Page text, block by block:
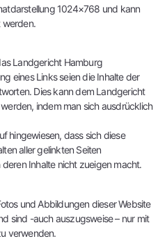
1024×768 und kann
werden.
Landgericht Hamburg
eines Links seien die Inhalte der
Dies kann dem Landgericht
indem man sich ausdrücklich
hingewiesen, dass sich diese
aller gelinkten Seiten
Inhalte nicht zueigen macht.
und Abbildungen dieser Website
sind -auch auszugsweise – nur mit
verwenden.